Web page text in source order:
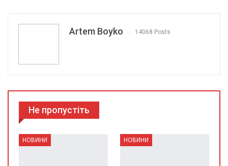
Artem Boyko 14068 Posts
Не пропустіть
НОВИНИ НОВИНИ